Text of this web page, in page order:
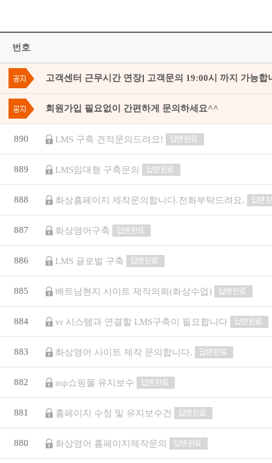
번호
고객센터 근무시간 연장] 고객문의 19:00시 까지 가능합
회원가입 필요없이 간편하게 문의하세요^^
890 LMS 구축 견적문의드려요!
889 LMS임대형 구축문의
888 화상홈페이지 제작문의합니다.전화부탁드려요.
887 화상영어구축
886 LMS 글로벌 구축
885 베트남현지 사이트 제작의뢰(화상수업)
884 vr 시스템과 연결할 LMS구축이 필요합니다
883 화상영어 사이트 제작 문의합니다.
882 asp쇼핑몰 유지보수
881 홈페이지 수정 및 유지보수건
880 화상영어 홈페이지제작문의